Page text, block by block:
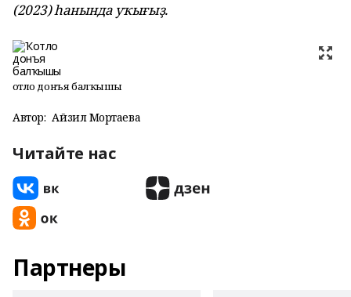
(2023) һанында уҡығыҙ.
Ҡотло донъя балҡышы
Автор: Айзилә Мортаева
Читайте нас
Партнеры